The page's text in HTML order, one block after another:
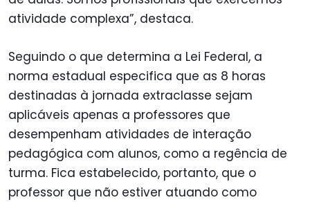
atividade complexa”, destaca.
Seguindo o que determina a Lei Federal, a
norma estadual especifica que as 8 horas
destinadas à jornada extraclasse sejam
aplicáveis apenas a professores que
desempenham atividades de interação
pedagógica com alunos, como a regência de
turma. Fica estabelecido, portanto, que o
professor que não estiver atuando como